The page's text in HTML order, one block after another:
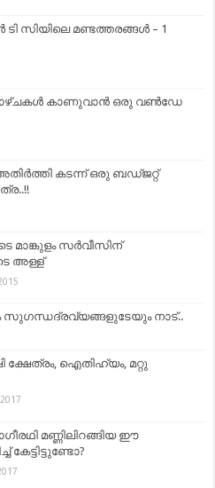
സിയിലെ മണ്ടത്തരങ്ങൾ – 1
കാണുവാൻ ഒരു വൺഡേ
കടന്ന് ഒരു ബഡ്ജറ്റ്
മാങ്കുളം സര്‍വീസിന്‌
അള്ള്‌
സുഗന്ധദ്രവ്യങ്ങളുടേയും നാട്..
ക്ഷേത്രം, ഐതിഹ്യം, മറ്റു
മണ്ണിലിറങ്ങിയ ഈ
കേട്ടിട്ടുണ്ടോ?